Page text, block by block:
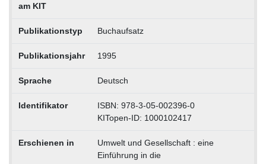
am KIT
Publikationstyp Buchaufsatz
Publikationsjahr 1995
Sprache Deutsch
Identifikator
ISBN: 978-3-05-002396-0
KITopen-ID: 1000102417
Erschienen in
Umwelt und Gesellschaft : eine
Einführung in die